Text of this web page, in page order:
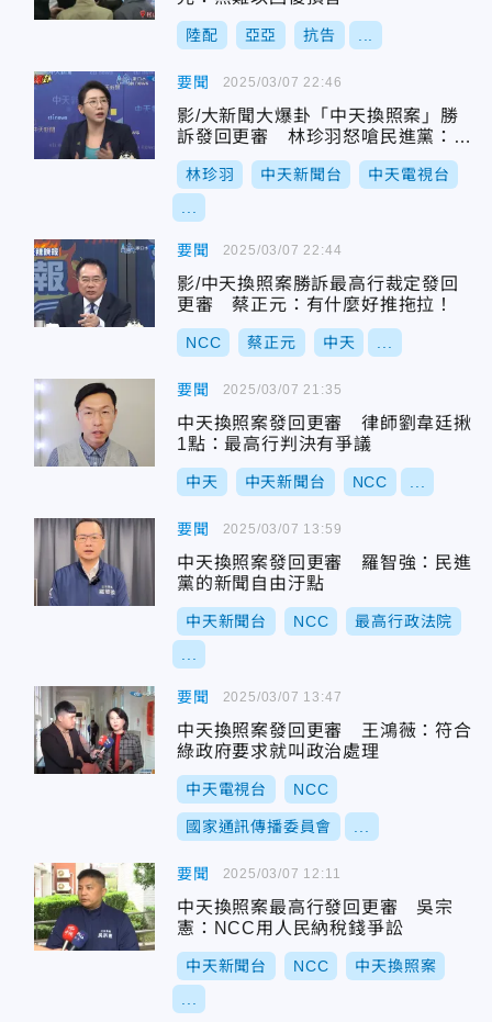
陸配 亞亞 抗告
要聞
影/大新聞大爆卦「中天換照案」勝
訴發回更審 林珍羽怒嗆民進黨：民
主之恥
林珍羽 中天新聞台 中天電視台
2025/03/07 22:46
要聞
影/中天換照案勝訴最高行裁定發回
更審 蔡正元：有什麼好推拖拉！
NCC 蔡正元 中天
2025/03/07 22:44
要聞
中天換照案發回更審 律師劉韋廷揪
1點：最高行判決有爭議
中天 中天新聞台 NCC
2025/03/07 21:35
要聞
中天換照案發回更審 羅智強：民進
黨的新聞自由汙點
中天新聞台 NCC 最高行政法院
2025/03/07 13:59
要聞
中天換照案發回更審 王鴻薇：符合
綠政府要求就叫政治處理
中天電視台 NCC
國家通訊傳播委員會
2025/03/07 13:47
要聞
中天換照案最高行發回更審 吳宗
憲：NCC用人民納稅錢爭訟
中天新聞台 NCC 中天換照案
2025/03/07 12:11